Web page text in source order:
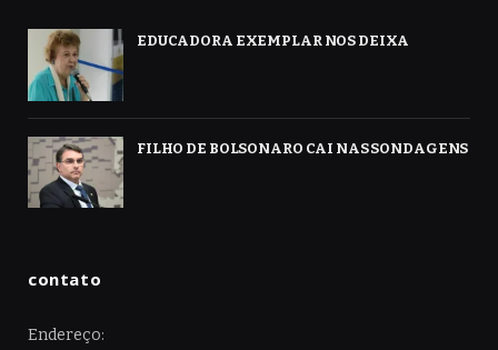
EDUCADORA EXEMPLAR NOS DEIXA
FILHO DE BOLSONARO CAI NAS SONDAGENS
contato
Endereço: